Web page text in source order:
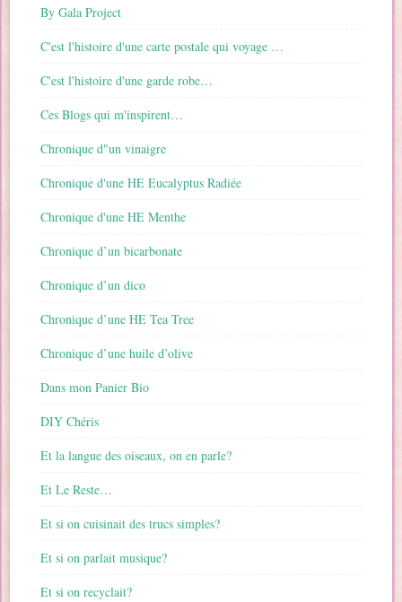
By Gala Project
C'est l'histoire d'une carte postale qui voyage …
C'est l'histoire d'une garde robe…
Ces Blogs qui m'inspirent…
Chronique d"un vinaigre
Chronique d'une HE Eucalyptus Radiée
Chronique d'une HE Menthe
Chronique d’un bicarbonate
Chronique d’un dico
Chronique d’une HE Tea Tree
Chronique d’une huile d’olive
Dans mon Panier Bio
DIY Chéris
Et la langue des oiseaux, on en parle?
Et Le Reste…
Et si on cuisinait des trucs simples?
Et si on parlait musique?
Et si on recyclait?